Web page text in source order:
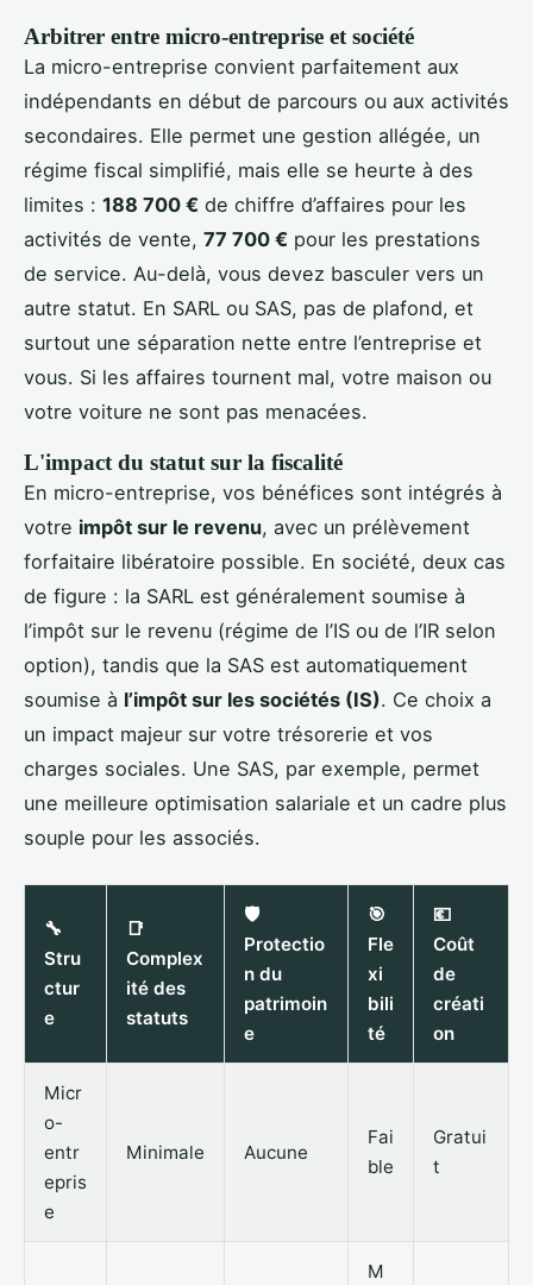
Arbitrer entre micro-entreprise et société
La micro-entreprise convient parfaitement aux
indépendants en début de parcours ou aux activités
secondaires. Elle permet une gestion allégée, un
régime fiscal simplifié, mais elle se heurte à des
limites : 188 700 € de chiffre d’affaires pour les
activités de vente, 77 700 € pour les prestations
de service. Au-delà, vous devez basculer vers un
autre statut. En SARL ou SAS, pas de plafond, et
surtout une séparation nette entre l’entreprise et
vous. Si les affaires tournent mal, votre maison ou
votre voiture ne sont pas menacées.
L'impact du statut sur la fiscalité
En micro-entreprise, vos bénéfices sont intégrés à
votre impôt sur le revenu, avec un prélèvement
forfaitaire libératoire possible. En société, deux cas
de figure : la SARL est généralement soumise à
l’impôt sur le revenu (régime de l’IS ou de l’IR selon
option), tandis que la SAS est automatiquement
soumise à l’impôt sur les sociétés (IS). Ce choix a
un impact majeur sur votre trésorerie et vos
charges sociales. Une SAS, par exemple, permet
une meilleure optimisation salariale et un cadre plus
souple pour les associés.
🔧
Stru
ctur
e
📑
Complex
ité des
statuts
🛡️
Protectio
n du
patrimoin
e
🎯
Fle
xi
bili
té
💶
Coût
de
créati
on
Micr
o-
entr
epris
e
Minimale Aucune
Fai
ble
Gratui
t
M